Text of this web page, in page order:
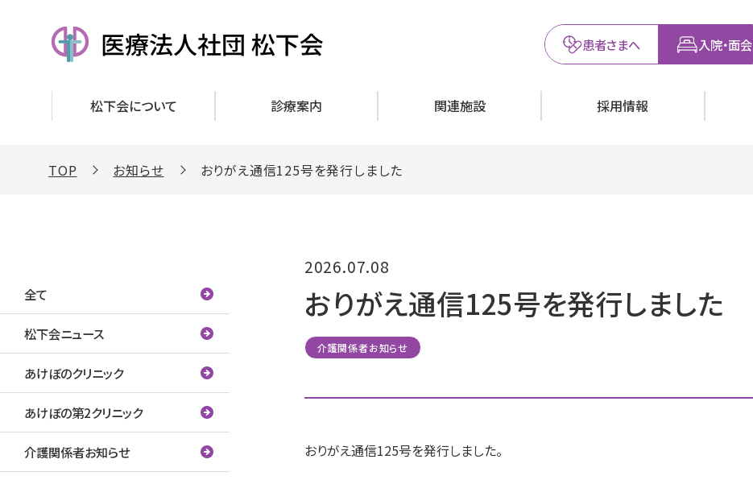
患者さまへ 入院・面会
松下会について 診療案内 関連施設 採用情報
TOP お知らせ おりがえ通信125号を発行しました
2026.07.08
おりがえ通信125号を発行しました
介護関係者お知らせ
おりがえ通信125号を発行しました。
全て
松下会ニュース
あけぼのクリニック
あけぼの第2クリニック
介護関係者お知らせ